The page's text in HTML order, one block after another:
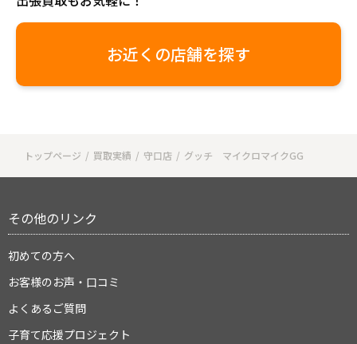
お近くの店舗を探す
トップページ 買取実績 守口店 グッチ マイクロマイクGG
その他のリンク
初めての方へ
お客様のお声・口コミ
よくあるご質問
子育て応援プロジェクト